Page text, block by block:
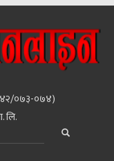
०७३-०७४)
लि.